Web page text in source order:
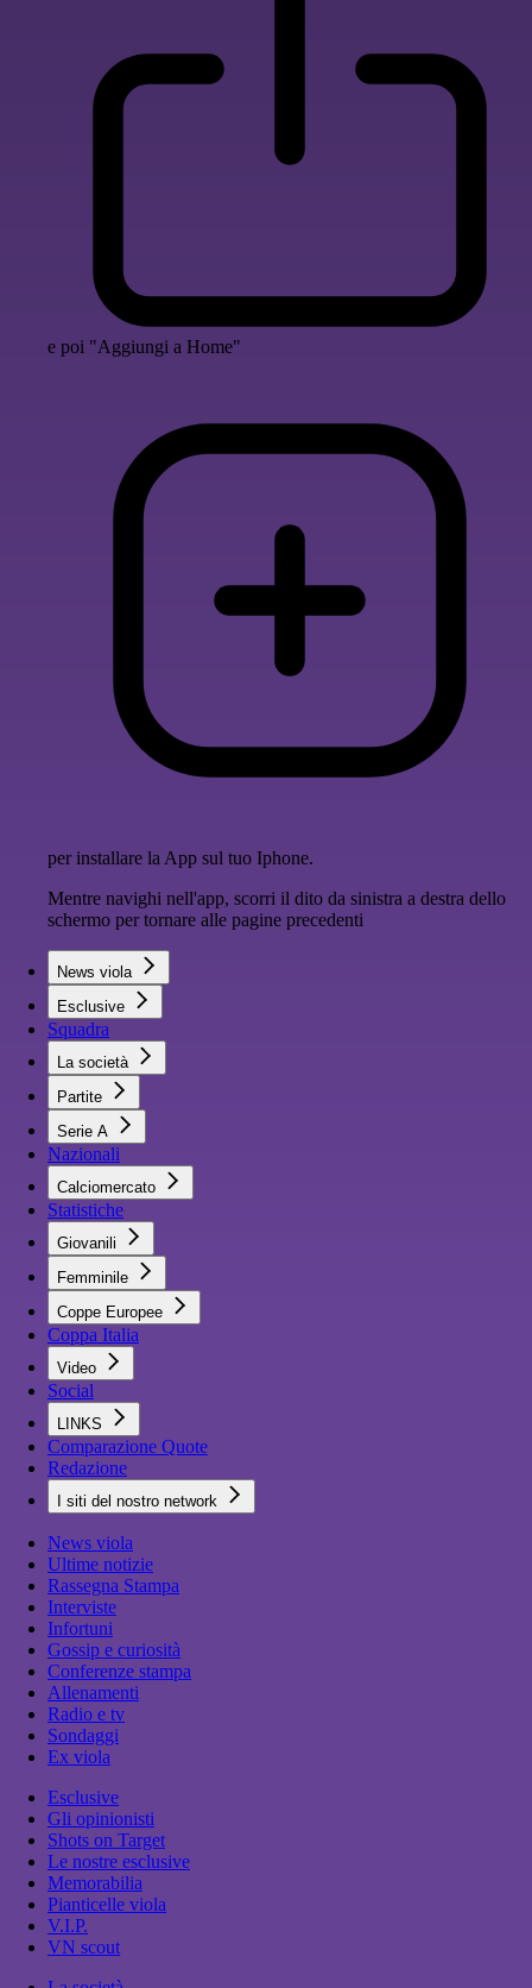
e poi "Aggiungi a Home"
per installare la App sul tuo Iphone.
Mentre navighi nell'app, scorri il dito da sinistra a destra dello
schermo per tornare alle pagine precedenti
News viola
Esclusive
Squadra
La società
Partite
Serie A
Nazionali
Calciomercato
Statistiche
Giovanili
Femminile
Coppe Europee
Coppa Italia
Video
Social
LINKS
Comparazione Quote
Redazione
I siti del nostro network
News viola
Ultime notizie
Rassegna Stampa
Interviste
Infortuni
Gossip e curiosità
Conferenze stampa
Allenamenti
Radio e tv
Sondaggi
Ex viola
Esclusive
Gli opinionisti
Shots on Target
Le nostre esclusive
Memorabilia
Pianticelle viola
V.I.P.
VN scout